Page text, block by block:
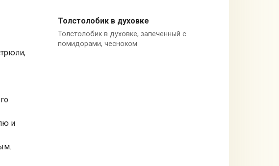
и
Рыба в духовке
Толстолобик в духовке
Толстолобик в духовке, запеченный с
помидорами, чесноком